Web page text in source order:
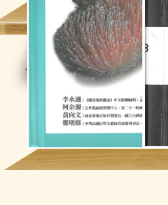
台灣珊瑚全圖鑑（下）：
八放珊瑚
礦物
礦物
家教
色鑑